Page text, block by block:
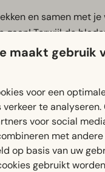
en samen met
Terwijl de
zoek gaan naar
geluid van
met warme
in oktober is een
schoonheid van de
voor een
maakt gebruik
voor een
te
voor social
met
op basis van uw
gebruikt